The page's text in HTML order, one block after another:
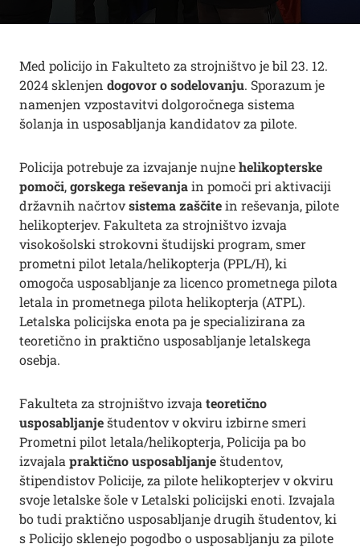
Med policijo in Fakulteto za strojništvo je bil 23. 12.
2024 sklenjen dogovor o sodelovanju. Sporazum je
namenjen vzpostavitvi dolgoročnega sistema
šolanja in usposabljanja kandidatov za pilote.
Policija potrebuje za izvajanje nujnehelikopterske
pomoči,gorskega reševanjain pomoči pri aktivaciji
državnih načrtovsistema zaščitein reševanja, pilote
helikopterjev. Fakulteta za strojništvo izvaja
visokošolski strokovni študijski program, smer
prometni pilot letala/helikopterja (PPL/H), ki
omogoča usposabljanje za licenco prometnega pilota
letala in prometnega pilota helikopterja (ATPL).
Letalska policijska enota pa je specializirana za
teoretično in praktično usposabljanje letalskega
osebja.
Fakulteta za strojništvo izvaja teoretično
usposabljanještudentov v okviru izbirne smeri
Prometni pilot letala/helikopterja, Policija pa bo
izvajala praktično usposabljanještudentov,
štipendistov Policije, za pilote helikopterjev v okviru
svoje letalske šole v Letalski policijski enoti. Izvajala
bo tudi praktično usposabljanje drugih študentov, ki
s Policijo sklenejo pogodbo o usposabljanju za pilote